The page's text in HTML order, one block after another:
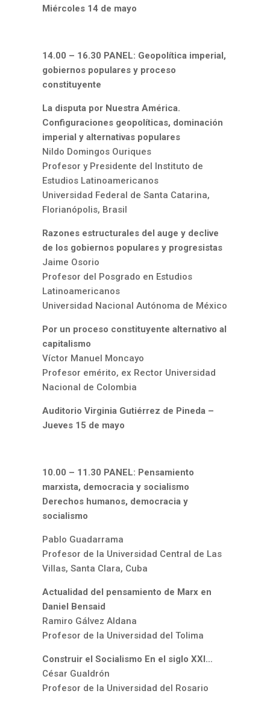
Miércoles 14 de mayo
14.00 – 16.30 PANEL: Geopolítica imperial,
gobiernos populares y proceso
constituyente
La disputa por Nuestra América.
Configuraciones geopolíticas, dominación
imperial y alternativas populares
Nildo Domingos Ouriques
Profesor y Presidente del Instituto de
Estudios Latinoamericanos
Universidad Federal de Santa Catarina,
Florianópolis, Brasil
Razones estructurales del auge y declive
de los gobiernos populares y progresistas
Jaime Osorio
Profesor del Posgrado en Estudios
Latinoamericanos
Universidad Nacional Autónoma de México
Por un proceso constituyente alternativo al
capitalismo
Víctor Manuel Moncayo
Profesor emérito, ex Rector Universidad
Nacional de Colombia
Auditorio Virginia Gutiérrez de Pineda –
Jueves 15 de mayo
10.00 – 11.30 PANEL: Pensamiento
marxista, democracia y socialismo
Derechos humanos, democracia y
socialismo
Pablo Guadarrama
Profesor de la Universidad Central de Las
Villas, Santa Clara, Cuba
Actualidad del pensamiento de Marx en
Daniel Bensaid
Ramiro Gálvez Aldana
Profesor de la Universidad del Tolima
Construir el Socialismo En el siglo XXI…
César Gualdrón
Profesor de la Universidad del Rosario